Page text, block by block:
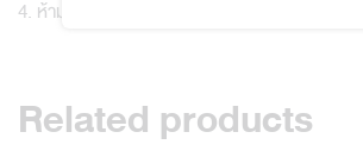
4. ห้ามวาง หรือใช้งานกับวัสดุที่มีพื้นผิวที่เป็นหนัง
Related products